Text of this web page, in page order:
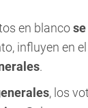
en blanco
influyen en
.
, los